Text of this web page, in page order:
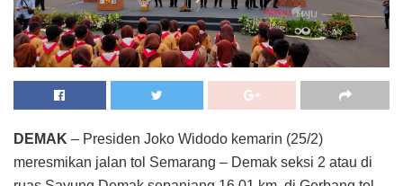
DEMAK – Presiden Joko Widodo kemarin (25/2)
meresmikan jalan tol Semarang – Demak seksi 2 atau di